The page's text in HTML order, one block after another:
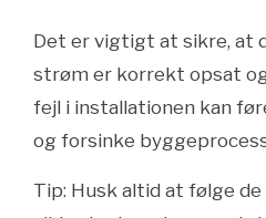
Det er vigtigt at sikre, at
strøm er korrekt opsat
fejl i installationen kan
og forsinke
Tip: Husk altid at følge